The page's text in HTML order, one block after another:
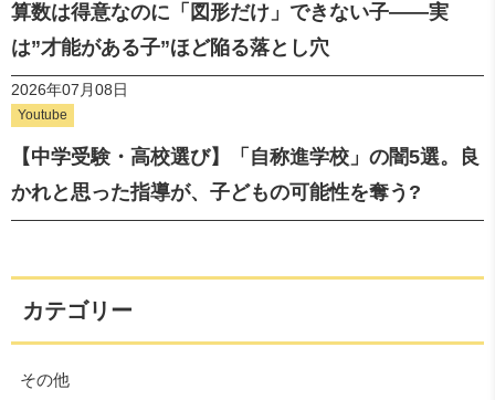
算数は得意なのに「図形だけ」できない子——実
は”才能がある子”ほど陥る落とし穴
2026年07月08日
Youtube
【中学受験・高校選び】「自称進学校」の闇5選。良
かれと思った指導が、子どもの可能性を奪う?
カテゴリー
その他